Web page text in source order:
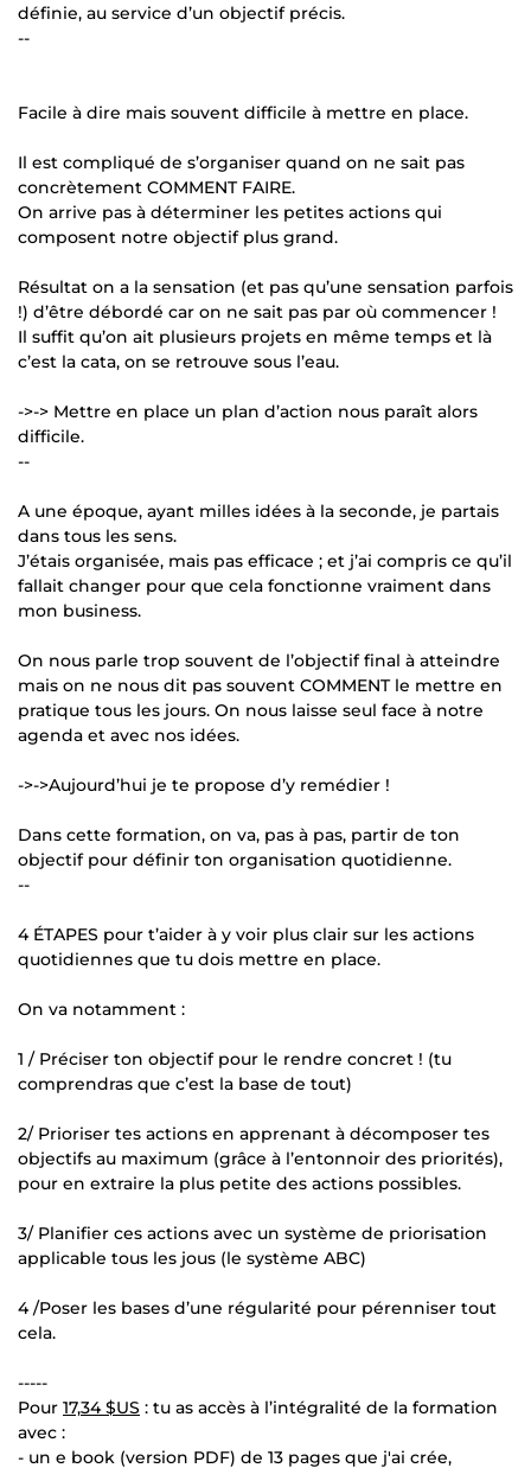
définie, au service d’un objectif précis.
--
Facile à dire mais souvent difficile à mettre en place.
Il est compliqué de s’organiser quand on ne sait pas
concrètement COMMENT FAIRE.
On arrive pas à déterminer les petites actions qui
composent notre objectif plus grand.
Résultat on a la sensation (et pas qu’une sensation parfois
!) d’être débordé car on ne sait pas par où commencer !
Il suffit qu’on ait plusieurs projets en même temps et là
c’est la cata, on se retrouve sous l’eau.
->-> Mettre en place un plan d’action nous paraît alors
difficile.
--
A une époque, ayant milles idées à la seconde, je partais
dans tous les sens.
J’étais organisée, mais pas efficace ; et j’ai compris ce qu’il
fallait changer pour que cela fonctionne vraiment dans
mon business.
On nous parle trop souvent de l’objectif final à atteindre
mais on ne nous dit pas souvent COMMENT le mettre en
pratique tous les jours. On nous laisse seul face à notre
agenda et avec nos idées.
->->Aujourd’hui je te propose d’y remédier !
Dans cette formation, on va, pas à pas, partir de ton
objectif pour définir ton organisation quotidienne.
--
4 ÉTAPES pour t’aider à y voir plus clair sur les actions
quotidiennes que tu dois mettre en place.
On va notamment :
1 / Préciser ton objectif pour le rendre concret ! (tu
comprendras que c’est la base de tout)
2/ Prioriser tes actions en apprenant à décomposer tes
objectifs au maximum (grâce à l’entonnoir des priorités),
pour en extraire la plus petite des actions possibles.
3/ Planifier ces actions avec un système de priorisation
applicable tous les jous (le système ABC)
4 /Poser les bases d’une régularité pour pérenniser tout
cela.
-----
Pour 17,34 $US : tu as accès à l’intégralité de la formation
avec :
- un e book (version PDF) de 13 pages que j'ai crée,